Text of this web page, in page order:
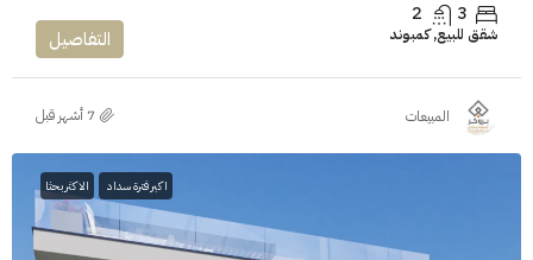
3
2
شقق للبيع, كمبوند التفاصيل
المبيعات
اكبر فترة سداد الاكثر بحثا